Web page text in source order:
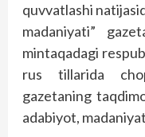
quvvatlashi
madaniyati”
mintaqadagi
rus tillarida
gazetaning
adabiyot,